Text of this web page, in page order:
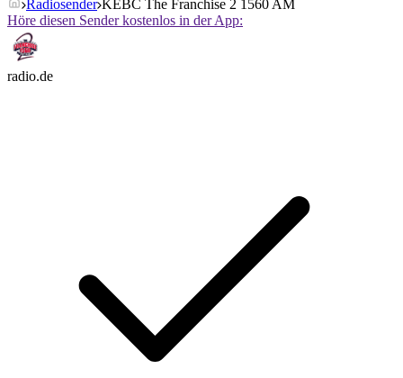
Radiosender KEBC The Franchise 2 1560 AM
Höre diesen Sender kostenlos in der App:
radio.de